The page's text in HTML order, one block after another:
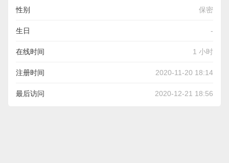
性别 保密
生日 -
在线时间 1 小时
注册时间 2020-11-20 18:14
最后访问 2020-12-21 18:56